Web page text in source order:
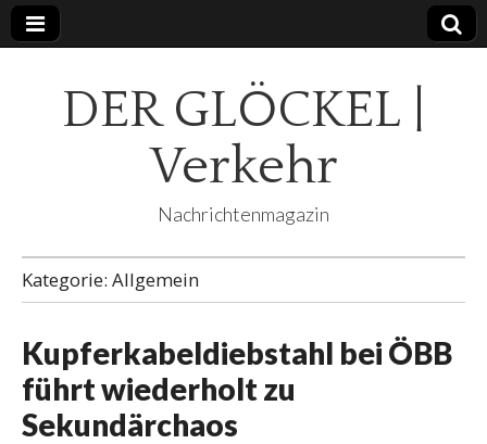
DER GLÖCKEL |
Verkehr
Nachrichtenmagazin
Kategorie: Allgemein
Kupferkabeldiebstahl bei ÖBB
führt wiederholt zu
Sekundärchaos